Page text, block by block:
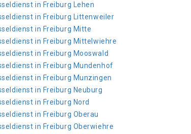
in Freiburg Lehen
in Freiburg Littenweiler
in Freiburg Mitte
in Freiburg Mittelwiehre
in Freiburg Mooswald
in Freiburg Mundenhof
in Freiburg Munzingen
in Freiburg Neuburg
in Freiburg Nord
in Freiburg Oberau
in Freiburg Oberwiehre